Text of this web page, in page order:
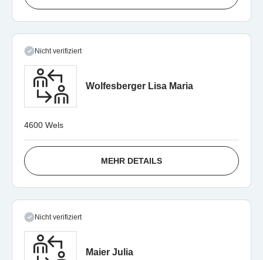
Nicht verifiziert
Wolfesberger Lisa Maria
4600 Wels
MEHR DETAILS
Nicht verifiziert
Maier Julia